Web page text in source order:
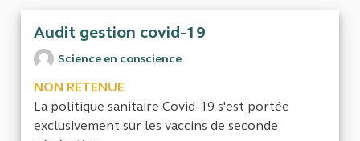
Audit gestion covid-19
Science en conscience
NON RETENUE
La politique sanitaire Covid-19 s'est portée
exclusivement sur les vaccins de seconde